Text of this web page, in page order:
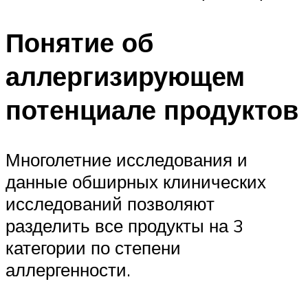
Понятие об
аллергизирующем
потенциале продуктов
Многолетние исследования и
данные обширных клинических
исследований позволяют
разделить все продукты на 3
категории по степени
аллергенности.